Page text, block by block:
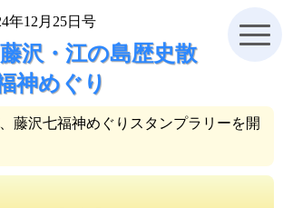
年12月25日号
沢・江の島歴史散
神めぐり
藤沢七福神めぐりスタンプラリーを開